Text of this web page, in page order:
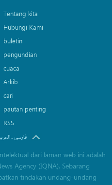
Tentang kita
Hubungi Kami
buletin
pengundian
cuaca
Arkib
cari
pautan penting
RSS
.فارسی
dari laman web ini adalah
Agency (IQNA). Sebarang
tindakan undang-undang